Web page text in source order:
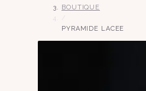
BOUTIQUE
PYRAMIDE LACEE